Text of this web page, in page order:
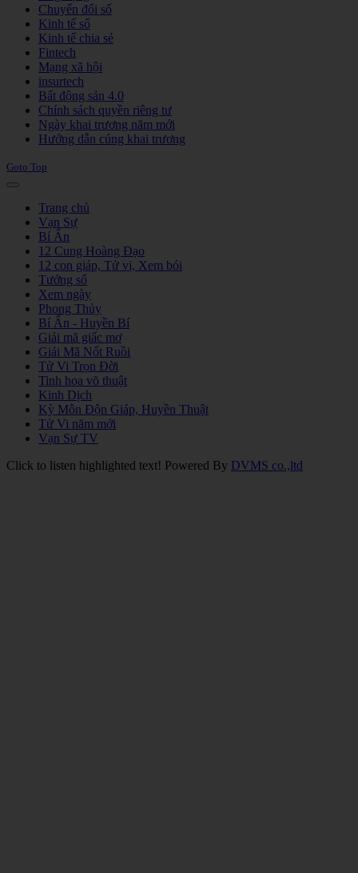
Chuyển đổi số
Kinh tế số
Kinh tế chia sẻ
Fintech
Mạng xã hội
insurtech
Bất động sản 4.0
Chính sách quyền riêng tư
Ngày khai trương năm mới
Hướng dẫn cúng khai trương
Goto Top
Trang chủ
Vạn Sự
Bí Ẩn
12 Cung Hoàng Đạo
12 con giáp, Tử vi, Xem bói
Tướng số
Xem ngày
Phong Thủy
Bí Ẩn - Huyền Bí
Giải mã giấc mơ
Giải Mã Nốt Ruồi
Tử Vi Trọn Đời
Tinh hoa võ thuật
Kinh Dịch
Kỳ Môn Độn Giáp, Huyền Thuật
Tử Vi năm mới
Vạn Sự TV
Click to listen highlighted text! Powered By DVMS co.,ltd